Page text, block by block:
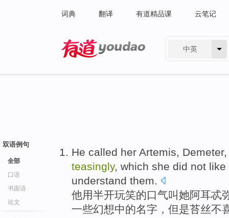
词典 翻译 有道精品课 云笔记
中英
双语例句
全部
口语
书面语
论文
He called her Artemis, Demeter
teasingly, which she did not like
understand them.
他用半开玩笑的口气叫她阿耳忒
一些幻想中的名字 ，但是苔丝不